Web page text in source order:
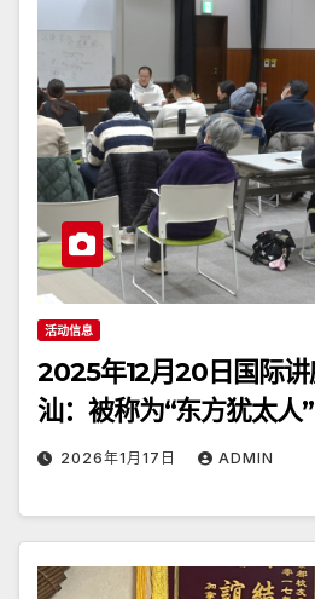
活动信息
2025年12月20日国际讲
汕：被称为“东方犹太人
2026年1月17日 ADMIN